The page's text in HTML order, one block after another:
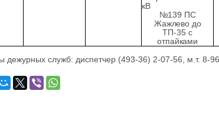
кВ
№139 ПС
Жажлево до
ТП-35 с
отпайками
дежурных служб: диспетчер (493-36) 2-07-56, м.т. 8-